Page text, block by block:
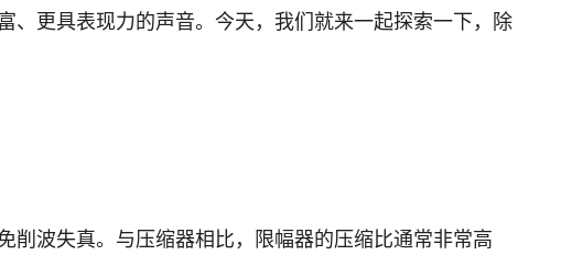
、更具表现力的声音。今天，我们就来一起探索一下，除
削波失真。与压缩器相比，限幅器的压缩比通常非常高